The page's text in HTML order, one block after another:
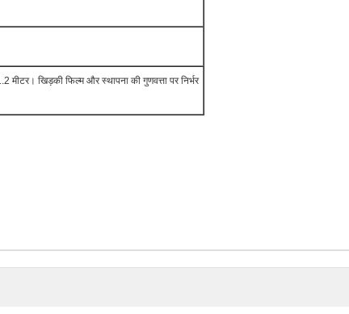
मीटर। खिड़की फिल्म और स्थापना की गुणवत्ता पर निर्भर